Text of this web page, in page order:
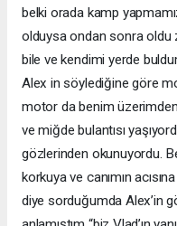
belki orada kamp
olduysa ondan sonra
bile ve kendimi yerde
Alex in söylediğine göre
motor da benim
ve miğde bulantısı
gözlerinden okunuyordu.
korkuya ve canımın
diye sorduğumda Alex’in